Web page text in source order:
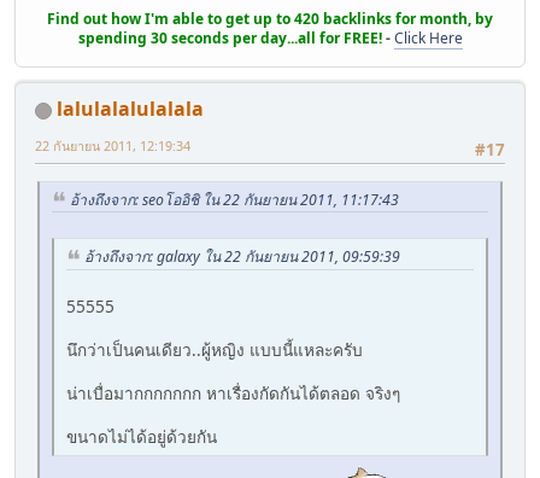
Find out how I'm able to get up to 420 backlinks for month, by
spending 30 seconds per day...all for FREE!-Click Here
lalulalalulalala
#17
22 กันยายน 2011, 12:19:34
อ้างถึงจาก: seoโออิชิ ใน 22 กันยายน 2011, 11:17:43
อ้างถึงจาก: galaxy ใน 22 กันยายน 2011, 09:59:39
55555
นึกว่าเป็นคนเดียว..ผู้หญิง แบบนี้แหละครับ
น่าเบื่อมากกกกกกก หาเรื่องกัดกันได้ตลอด จริงๆ
ขนาดไม่ได้อยู่ด้วยกัน